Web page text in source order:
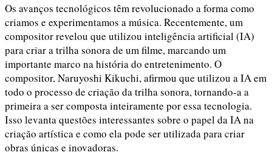
Os avanços tecnológicos têm revolucionado a forma como
criamos e experimentamos a música. Recentemente, um
compositor revelou que utilizou inteligência artificial (IA)
para criar a trilha sonora de um filme, marcando um
importante marco na história do entretenimento. O
compositor, Naruyoshi Kikuchi, afirmou que utilizou a IA em
todo o processo de criação da trilha sonora, tornando-a a
primeira a ser composta inteiramente por essa tecnologia.
Isso levanta questões interessantes sobre o papel da IA na
criação artística e como ela pode ser utilizada para criar
obras únicas e inovadoras.